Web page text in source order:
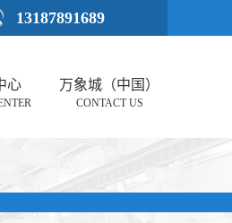
13187891689
心 万象城（中国）
CONTACT US